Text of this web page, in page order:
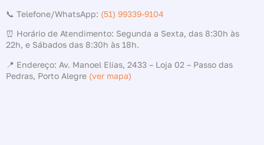
📞 Telefone/WhatsApp: (51) 99339-9104
⏰ Horário de Atendimento: Segunda a Sexta, das 8:30h às
22h, e Sábados das 8:30h às 18h.
📍 Endereço: Av. Manoel Elias, 2433 – Loja 02 – Passo das
Pedras, Porto Alegre (ver mapa)